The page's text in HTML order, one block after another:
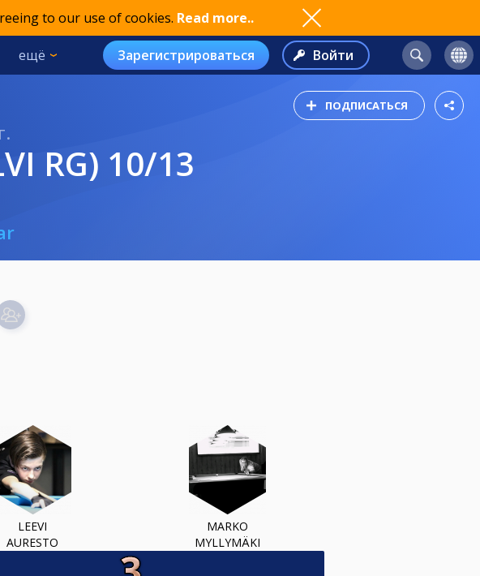
to our use of cookies. Read more..
ещё Зарегистрироваться Войти
ПОДПИСАТЬСЯ
RG) 10/13
LEEVI
AURESTO
MARKO
MYLLYMÄKI